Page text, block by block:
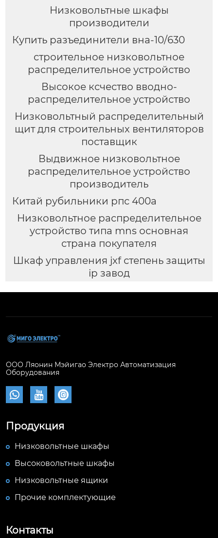
Низковольтные шкафы
производители
Купить разъединители вна-10/630
строительное низковольтное
распределительное устройство
Высокое ксчество вводно-
распределительное устройство
Низковольтный распределительный
щит для строительных вентиляторов
поставщик
Выдвижное низковольтное
распределительное устройство
производитель
Китай рубильники рпс 400а
Низковольтное распределительное
устройство типа mns основная
страна покупателя
Шкаф управления jxf степень защиты
ip завод
ООО Ляонин Мэйигао Электро Автоматизация
Оборудования
  
Продукция
Низковольтные шкафы
Высоковольтные шкафы
Низковольтные ящики
Прочие комплектующие
Контакты